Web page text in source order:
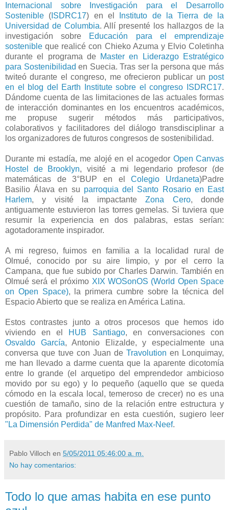
Internacional sobre Investigación para el Desarrollo
Sostenible ( ISDRC17) en el
Instituto de la Tierra de la
Universidad de Columbia. Allí presenté los hallazgos de la
investigación sobre Educación para el emprendizaje
sostenible que realicé con Chieko Azuma y Elvio Coletinha
durante el programa de Master en Liderazgo Estratégico
para Sostenibilidad en Suecia. Tras ser la persona que más
twiteó durante el congreso, me ofrecieron publicar un post
en el blog del Earth Institute sobre el congreso ISDRC17.
Dándome cuenta de las limitaciones de las actuales formas
de interacción dominantes en los encuentros académicos,
me propuse sugerir métodos más participativos,
colaborativos y facilitadores del diálogo transdisciplinar a
los organizadores de futuros congresos de sostenibilidad.
Durante mi estadía, me alojé en el acogedor Open Canvas
Hostel de Brooklyn, visité a mi legendario profesor (de
matemáticas de 3°BUP en elColegio Urdaneta)Padre
Basilio Álava en su parroquia del Santo Rosario en East
Harlem, y visité la impactanteZona Cero, donde
antiguamente estuvieron las torres gemelas. Si tuviera que
resumir la experiencia en dos palabras, estas serían:
agotadoramente inspirador.
A mi regreso, fuimos en familia a la localidad rural de
Olmué, conocido por su aire limpio, y por el cerro la
Campana, que fue subido por Charles Darwin. También en
Olmué será el próximo XIX WOSonOS (World Open Space
on Open Space), la primera cumbre sobre la técnica del
Espacio Abierto que se realiza en América Latina.
Estos contrastes junto a otros procesos que hemos ido
viviendo en el HUB Santiago, en conversaciones con
Osvaldo García, Antonio Elizalde, y especialmente una
conversa que tuve con Juan de Travolution en Lonquimay,
me han llevado a darme cuenta que la aparente dicotomía
entre lo grande (el arquetipo del emprendedor ambicioso
movido por su ego) y lo pequeño (aquello que se queda
cómodo en la escala local, temeroso de crecer) no es una
cuestión de tamaño, sino de la relación entre estructura y
propósito. Para profundizar en esta cuestión, sugiero leer
"La Dimensión Perdida" de Manfred Max-Neef.
Pablo Villoch en 5/05/2011 05:46:00 a. m.
No hay comentarios:
Todo lo que amas habita en ese punto